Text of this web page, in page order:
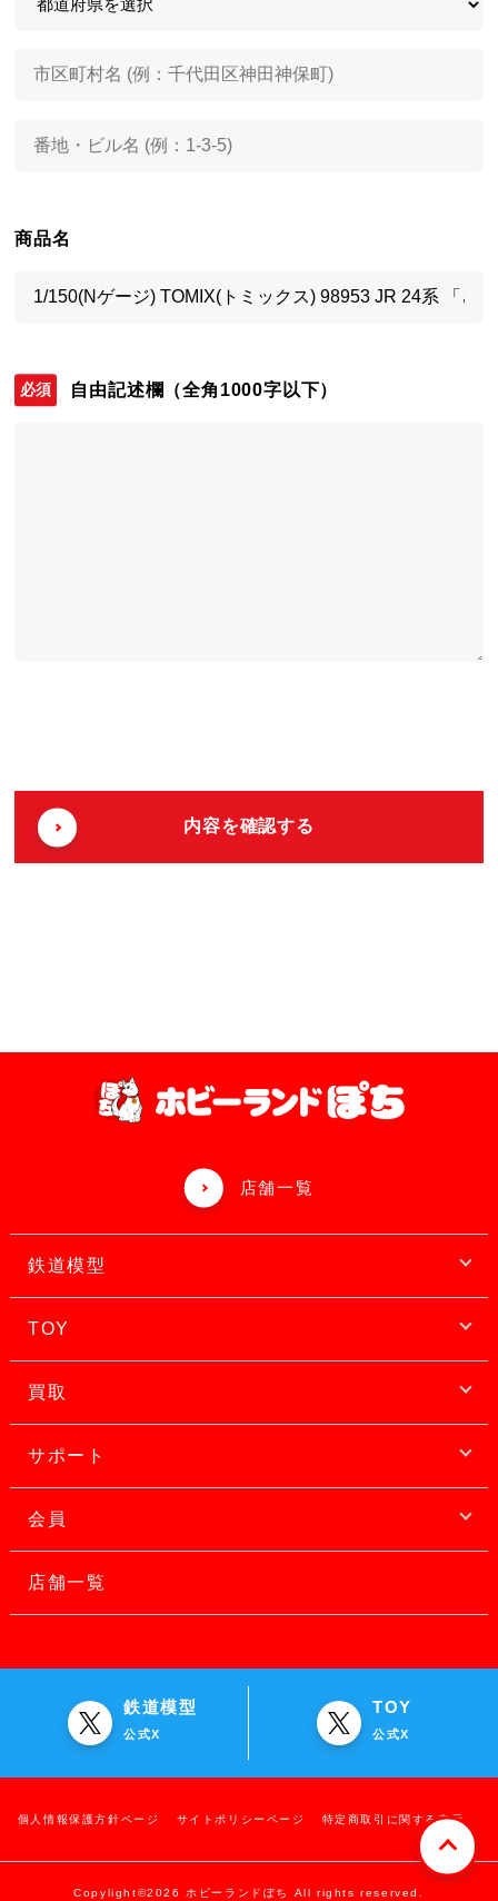
商品名
自由記述欄 （全角1000字以下）
店舗一覧
鉄道模型
TOY
買取
サポート
会員
店舗一覧
鉄道模型
公式X
TOY
公式X
個人情報保護方針ページ サイトポリシーページ 特定商取引に関する表示
Copylight©2026 ホビーランドぽち All rights reserved.